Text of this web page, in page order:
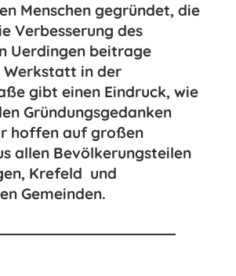
Menschen gegründet, die
Verbesserung des
Uerdingen beitrage
Werkstatt in der
gibt einen Eindruck, wie
Gründungsgedanken
hoffen auf großen
allen Bevölkerungsteilen
Krefeld und
Gemeinden.